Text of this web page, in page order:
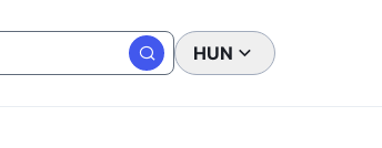
HUN